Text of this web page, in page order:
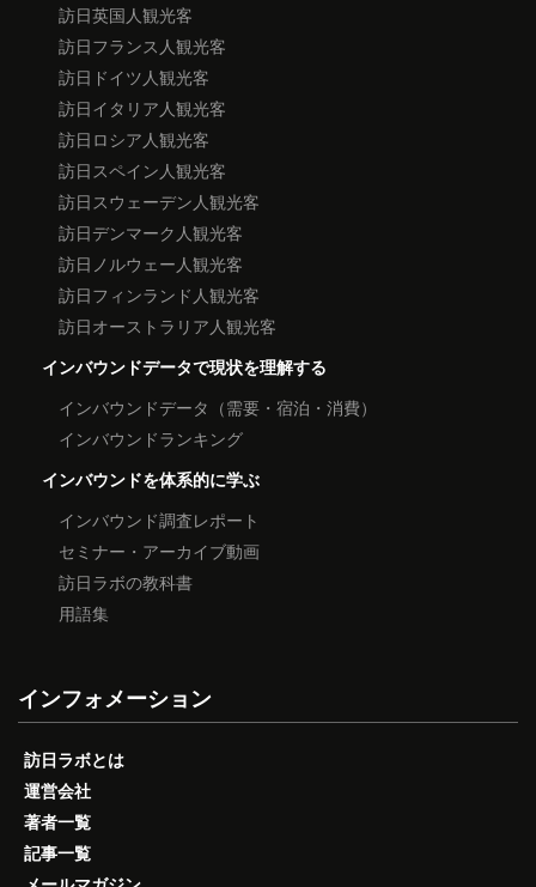
訪日英国人観光客
訪日フランス人観光客
訪日ドイツ人観光客
訪日イタリア人観光客
訪日ロシア人観光客
訪日スペイン人観光客
訪日スウェーデン人観光客
訪日デンマーク人観光客
訪日ノルウェー人観光客
訪日フィンランド人観光客
訪日オーストラリア人観光客
インバウンドデータで現状を理解する
インバウンドデータ（需要・宿泊・消費）
インバウンドランキング
インバウンドを体系的に学ぶ
インバウンド調査レポート
セミナー・アーカイブ動画
訪日ラボの教科書
用語集
インフォメーション
訪日ラボとは
運営会社
著者一覧
記事一覧